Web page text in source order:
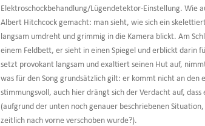
Elektroschockbehandlung/Lügendetektor-Einstellung. Wie
Albert Hitchcock gemacht: man sieht, wie sich ein
langsam umdreht und grimmig in die Kamera blickt. Am
einem Feldbett, er sieht in einen Spiegel und erblickt darin
setzt provokant langsam und exaltiert seinen Hut auf,
was für den Song grundsätzlich gilt: er kommt nicht an den
stimmungsvoll, auch hier drängt sich der Verdacht auf,
(aufgrund der unten noch genauer beschriebenen
zeitlich nach vorne verschoben wurde?).